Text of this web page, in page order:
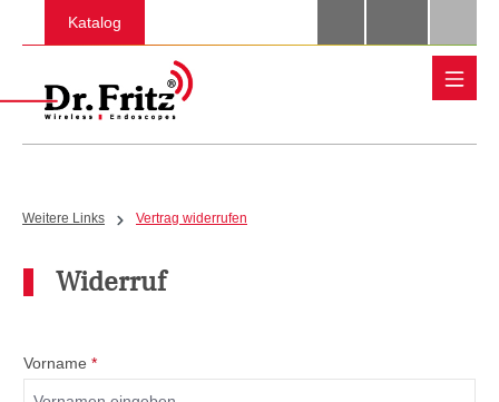
Zum Hauptinhalt springen
Katalog
Weitere Links Vertrag widerrufen
Widerruf
Vorname *